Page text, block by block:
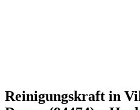
Reinigungskraft in